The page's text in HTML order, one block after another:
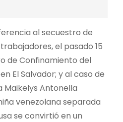
al secuestro de
el pasado 15
de Confinamiento del
El Salvador; y al caso de
Maikelys Antonella
venezolana separada
se convirtió en un